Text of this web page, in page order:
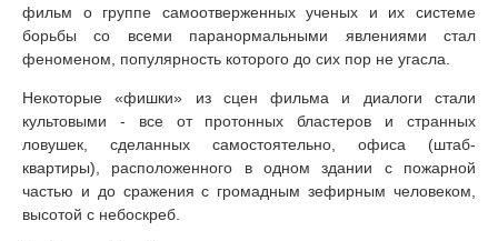
фильм о группе самоотверженных ученых и их системе
борьбы со всеми паранормальными явлениями стал
феноменом, популярность которого до сих пор не угасла.
Некоторые «фишки» из сцен фильма и диалоги стали
культовыми - все от протонных бластеров и странных
ловушек, сделанных самостоятельно, офиса (штаб-
квартиры), расположенного в одном здании с пожарной
частью и до сражения с громадным зефирным человеком,
высотой с небоскреб.